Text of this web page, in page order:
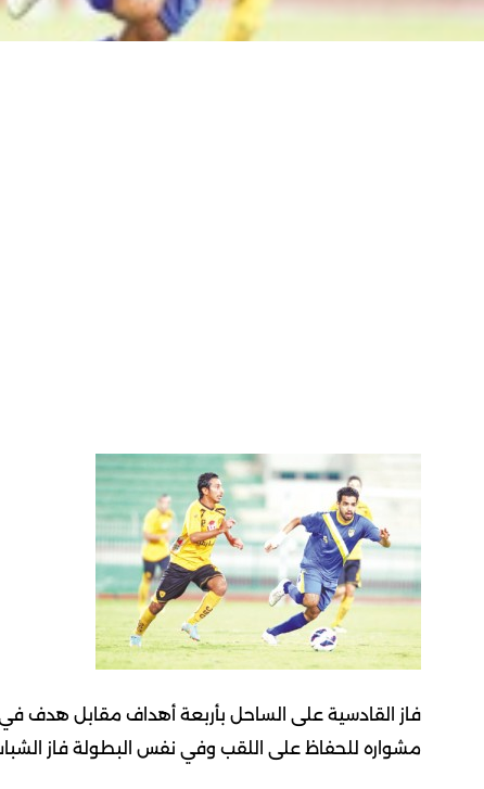
فاز القادسية على الساحل بأربعة أهداف مقابل هدف
مشواره للحفاظ على اللقب وفي نفس البطولة فاز